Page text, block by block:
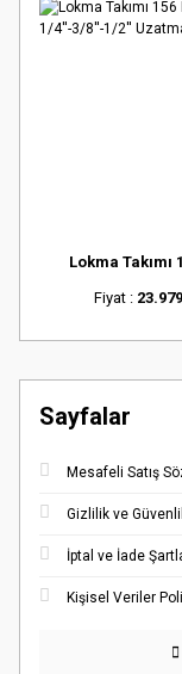
Lokma Takımı
Fiyat :
Sayfalar
Mesafeli Satış
Gizlilik ve
İptal ve İade
Kişisel Veriler